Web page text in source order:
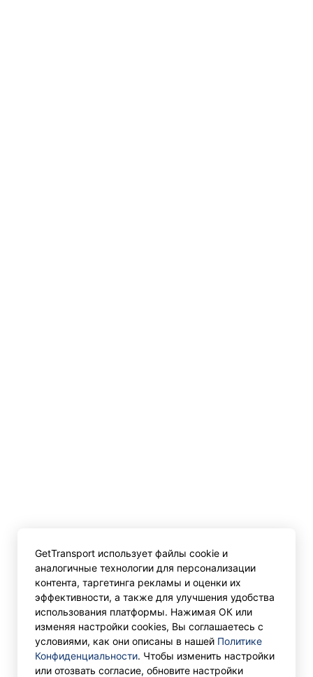
GetTransport использует файлы cookie и
аналогичные технологии для персонализации
контента, таргетинга рекламы и оценки их
эффективности, а также для улучшения удобства
использования платформы. Нажимая ОК или
изменяя настройки cookies, Вы соглашаетесь с
условиями, как они описаны в нашей Политике
Конфиденциальности. Чтобы изменить настройки
или отозвать согласие, обновите настройки